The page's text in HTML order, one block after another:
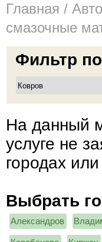
Главная /
смазочные
Фильтр
На данный
услуге не
городах
Выбрать
Александров